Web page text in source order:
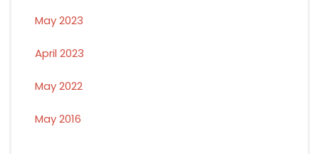
May 2023
April 2023
May 2022
May 2016